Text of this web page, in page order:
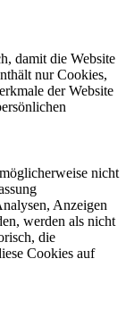
damit die Website
nur Cookies,
der Website
nicht
Anzeigen
werden als nicht
die
Cookies auf